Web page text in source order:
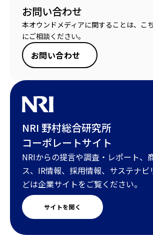
お問い合わせ
本オウンドメディアに関することは、こ
にご相談ください。
お問い合わせ
NRI 野村総合研究所
コーポレートサイト
NRIからの提言や調査・レポート、
ス、IR情報、採用情報、サステナビ
どは企業サイトをご覧ください。
サイトを開く